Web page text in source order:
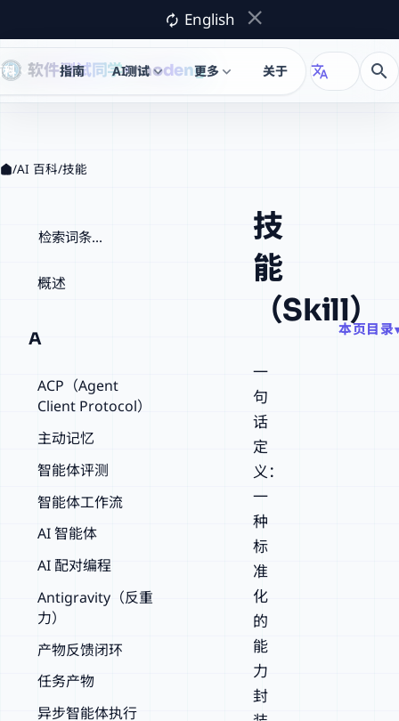
autorenew English close
软件测试同学Xnaodeng
科expand_more 指南 AI测试expand_more 更多expand_more 关于 translate search
/AI 百科/技能
检索词条
概述
A
ACP（Agent
Client Protocol）
主动记忆
智能体评测
智能体工作流
AI 智能体
AI 配对编程
Antigravity（反重
力）
产物反馈闭环
任务产物
异步智能体执行
技
能
（Skill）
一
句
话
定
义：
一
种
标
准
化
的
能
力
封
本页目录